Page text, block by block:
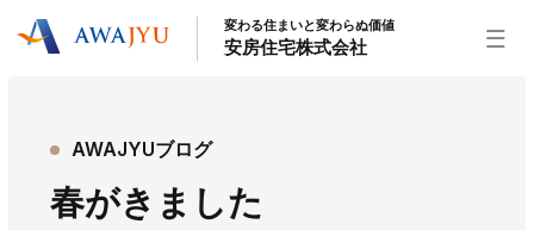
リフォーム事業 外装事業
変わる住まいと変わらぬ価値
安房住宅株式会社
AWAJYUブログ
春がきました